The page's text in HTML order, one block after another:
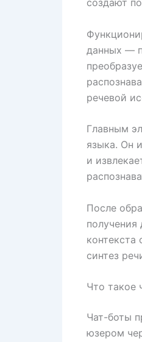
создают
данных —
речевой
Главным
языка. Он
и
После
синтез
Что такое
Чат-боты
юзером